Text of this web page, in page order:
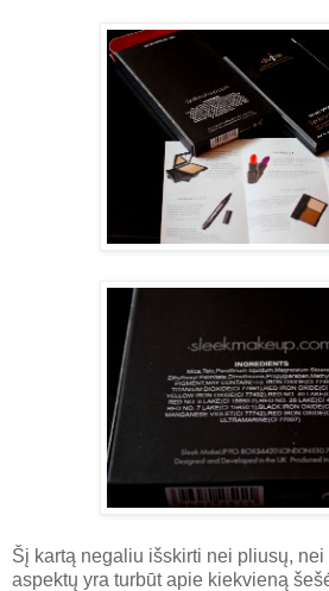
Šį kartą negaliu išskirti nei pliusų,
aspektų yra turbūt apie kiekvieną